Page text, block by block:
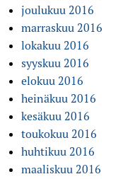
joulukuu 2016
marraskuu 2016
lokakuu 2016
syyskuu 2016
elokuu 2016
heinäkuu 2016
kesäkuu 2016
toukokuu 2016
huhtikuu 2016
maaliskuu 2016